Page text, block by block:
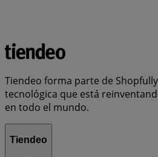
Tiendeo forma parte de
tecnológica que está
en todo el mundo.
Tiendeo